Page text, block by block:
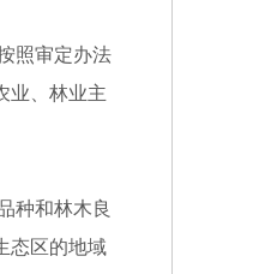
照审定办法
业、林业主
种和林木良
态区的地域